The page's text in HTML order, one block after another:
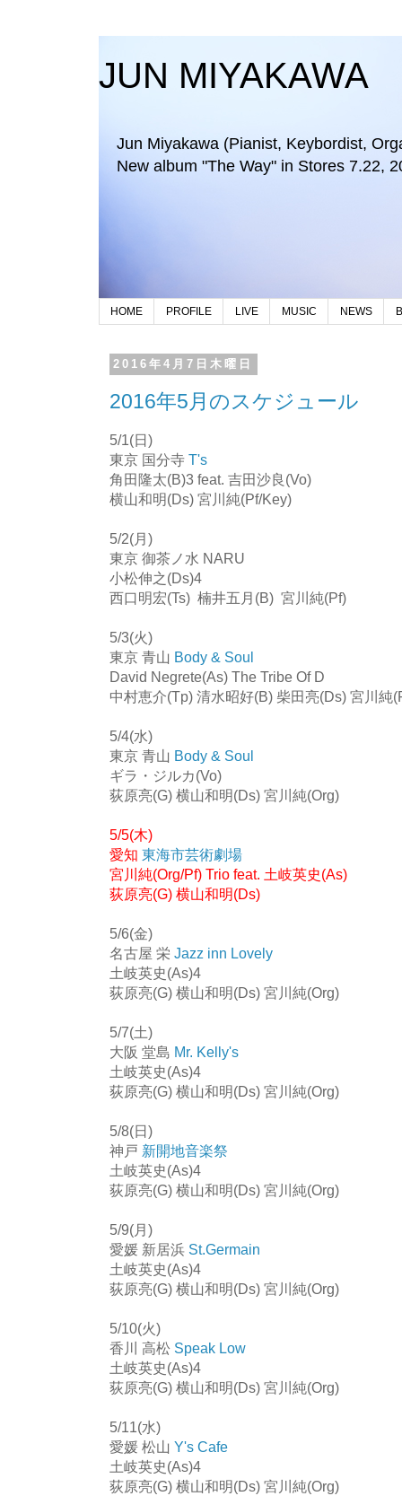
JUN MIYAKAWA
Jun Miyakawa (Pianist, Keybordist,
New album "The Way" in Stores 7.22,
HOME PROFILE LIVE MUSIC NEWS
2016年4月7日木曜日
2016年5月のスケジュール
5/1(日)
東京 国分寺 T's
角田隆太(B)3 feat. 吉田沙良(Vo)
横山和明(Ds) 宮川純(Pf/Key)
5/2(月)
東京 御茶ノ水 NARU
小松伸之(Ds)4
西口明宏(Ts) 楠井五月(B) 宮川純(Pf)
5/3(火)
東京 青山 Body & Soul
David Negrete(As) The Tribe Of D
中村恵介(Tp) 清水昭好(B) 柴田亮(Ds) 宮川純
5/4(水)
東京 青山 Body & Soul
ギラ・ジルカ(Vo)
荻原亮(G) 横山和明(Ds) 宮川純(Org)
5/5(木)
愛知 東海市芸術劇場
宮川純(Org/Pf) Trio feat. 土岐英史(As)
荻原亮(G) 横山和明(Ds)
5/6(金)
名古屋 栄 Jazz inn Lovely
土岐英史(As)4
荻原亮(G) 横山和明(Ds) 宮川純(Org)
5/7(土)
大阪 堂島 Mr. Kelly's
土岐英史(As)4
荻原亮(G) 横山和明(Ds) 宮川純(Org)
5/8(日)
神戸 新開地音楽祭
土岐英史(As)4
荻原亮(G) 横山和明(Ds) 宮川純(Org)
5/9(月)
愛媛 新居浜 St.Germain
土岐英史(As)4
荻原亮(G) 横山和明(Ds) 宮川純(Org)
5/10(火)
香川 高松 Speak Low
土岐英史(As)4
荻原亮(G) 横山和明(Ds) 宮川純(Org)
5/11(水)
愛媛 松山 Y's Cafe
土岐英史(As)4
荻原亮(G) 横山和明(Ds) 宮川純(Org)